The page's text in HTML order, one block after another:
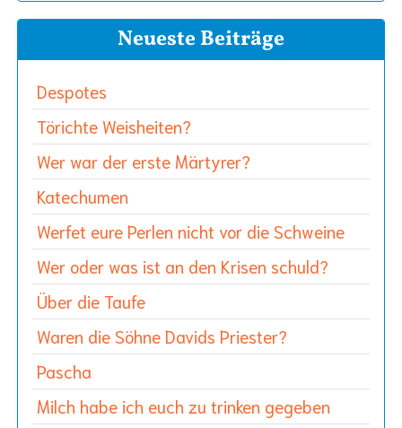
Neueste Beiträge
Despotes
Törichte Weisheiten?
Wer war der erste Märtyrer?
Katechumen
Werfet eure Perlen nicht vor die Schweine
Wer oder was ist an den Krisen schuld?
Über die Taufe
Waren die Söhne Davids Priester?
Pascha
Milch habe ich euch zu trinken gegeben